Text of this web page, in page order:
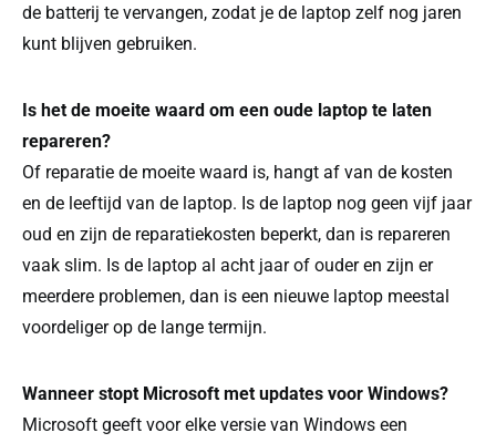
de batterij te vervangen, zodat je de laptop zelf nog jaren
kunt blijven gebruiken.
Is het de moeite waard om een oude laptop te laten
repareren?
Of reparatie de moeite waard is, hangt af van de kosten
en de leeftijd van de laptop. Is de laptop nog geen vijf jaar
oud en zijn de reparatiekosten beperkt, dan is repareren
vaak slim. Is de laptop al acht jaar of ouder en zijn er
meerdere problemen, dan is een nieuwe laptop meestal
voordeliger op de lange termijn.
Wanneer stopt Microsoft met updates voor Windows?
Microsoft geeft voor elke versie van Windows een